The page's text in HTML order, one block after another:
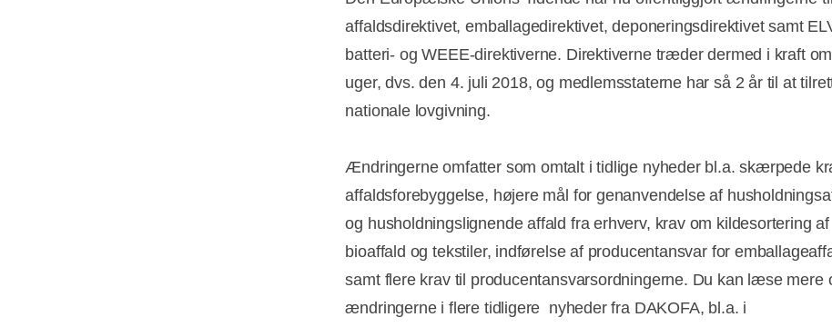
affaldsdirektivet, emballagedirektivet, deponeringsdirektivet samt
batteri- og WEEE-direktiverne. Direktiverne træder dermed i kraft
uger, dvs. den 4. juli 2018, og medlemsstaterne har så 2 år til at
nationale lovgivning.
Ændringerne omfatter som omtalt i tidlige nyheder bl.a. skærpede
affaldsforebyggelse, højere mål for genanvendelse af
og husholdningslignende affald fra erhverv, krav om kildesortering af
bioaffald og tekstiler, indførelse af producentansvar for
samt flere krav til producentansvarsordningerne. Du kan læse mere
ændringerne i flere tidligere nyheder fra DAKOFA, bl.a. i